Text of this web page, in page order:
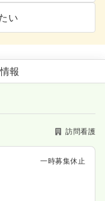
い
ーション
報
訪問看護
一時募集休止